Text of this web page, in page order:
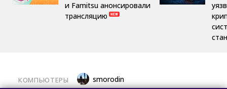
и Famitsu анонсировали
трансляцию
КОМПЬЮТЕРЫ smorodin